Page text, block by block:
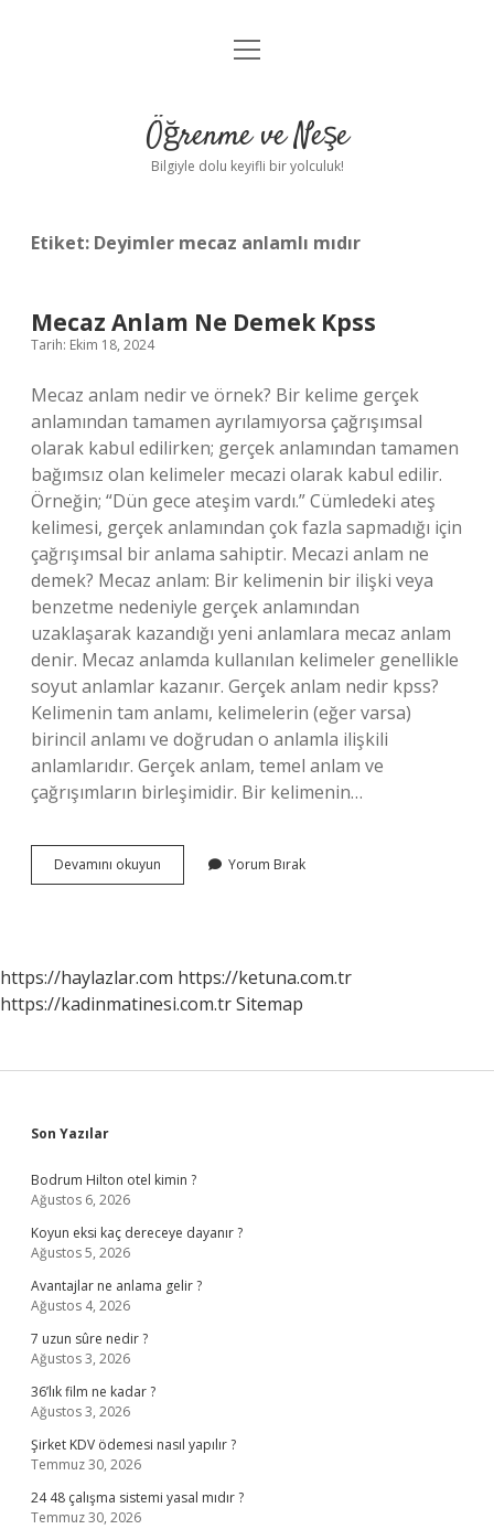
Anasayfa
Yasal Uyarı
menüyü
Öğrenme ve Neşe
Bilgiyle dolu keyifli bir yolculuk!
Etiket: Deyimler mecaz anlamlı mıdır
Mecaz Anlam Ne Demek Kpss
Tarih: Ekim 18, 2024
Mecaz anlam nedir ve örnek? Bir kelime gerçek
anlamından tamamen ayrılamıyorsa çağrışımsal
olarak kabul edilirken; gerçek anlamından tamamen
bağımsız olan kelimeler mecazi olarak kabul edilir.
Örneğin; “Dün gece ateşim vardı.” Cümledeki ateş
kelimesi, gerçek anlamından çok fazla sapmadığı için
çağrışımsal bir anlama sahiptir. Mecazi anlam ne
demek? Mecaz anlam: Bir kelimenin bir ilişki veya
benzetme nedeniyle gerçek anlamından
uzaklaşarak kazandığı yeni anlamlara mecaz anlam
denir. Mecaz anlamda kullanılan kelimeler genellikle
soyut anlamlar kazanır. Gerçek anlam nedir kpss?
Kelimenin tam anlamı, kelimelerin (eğer varsa)
birincil anlamı ve doğrudan o anlamla ilişkili
anlamlarıdır. Gerçek anlam, temel anlam ve
çağrışımların birleşimidir. Bir kelimenin…
Devamını okuyun
Anlam
Yorum Bırak
https://haylazlar.com https://ketuna.com.tr
https://kadinmatinesi.com.trSitemap
Sidebar
Son Yazılar
Bodrum Hilton otel kimin ?
Ağustos 6, 2026
Koyun eksi kaç dereceye dayanır ?
Ağustos 5, 2026
Avantajlar ne anlama gelir ?
Ağustos 4, 2026
7 uzun sûre nedir ?
Ağustos 3, 2026
36’lık film ne kadar ?
Ağustos 3, 2026
Şirket KDV ödemesi nasıl yapılır ?
Temmuz 30, 2026
24 48 çalışma sistemi yasal mıdır ?
Temmuz 30, 2026